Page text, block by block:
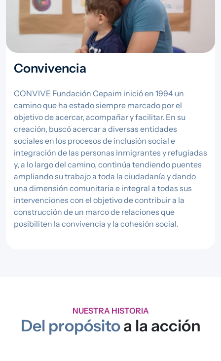
Convivencia
CONVIVE Fundación Cepaim inició en 1994 un
camino que ha estado siempre marcado por el
objetivo de acercar, acompañar y facilitar. En su
creación, buscó acercar a diversas entidades
sociales en los procesos de inclusión social e
integración de las personas inmigrantes y refugiadas
y, a lo largo del camino, continúa tendiendo puentes
ampliando su trabajo a toda la ciudadanía y dando
una dimensión comunitaria e integral a todas sus
intervenciones con el objetivo de contribuir a la
construcción de un marco de relaciones que
posibiliten la convivencia y la cohesión social.
NUESTRA HISTORIA
Del propósitoa la acción